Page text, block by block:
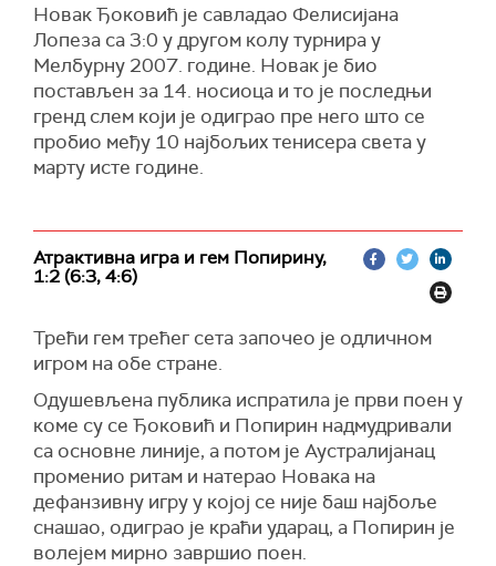
Новак Ђоковић је савладао Фелисијана
Лопеза са 3:0 у другом колу турнира у
Мелбурну 2007. године. Новак је био
постављен за 14. носиоца и то је последњи
гренд слем који је одиграо пре него што се
пробио међу 10 најбољих тенисера света у
марту исте године.
Атрактивна игра и гем Попирину,
1:2 (6:3, 4:6)
Трећи гем трећег сета започео је одличном
игром на обе стране.
Одушевљена публика испратила је први поен у
коме су се Ђоковић и Попирин надмудривали
са основне линије, а потом је Аустралијанац
променио ритам и натерао Новака на
дефанзивну игру у којој се није баш најбоље
снашао, одиграо је краћи ударац, а Попирин је
волејем мирно завршио поен.